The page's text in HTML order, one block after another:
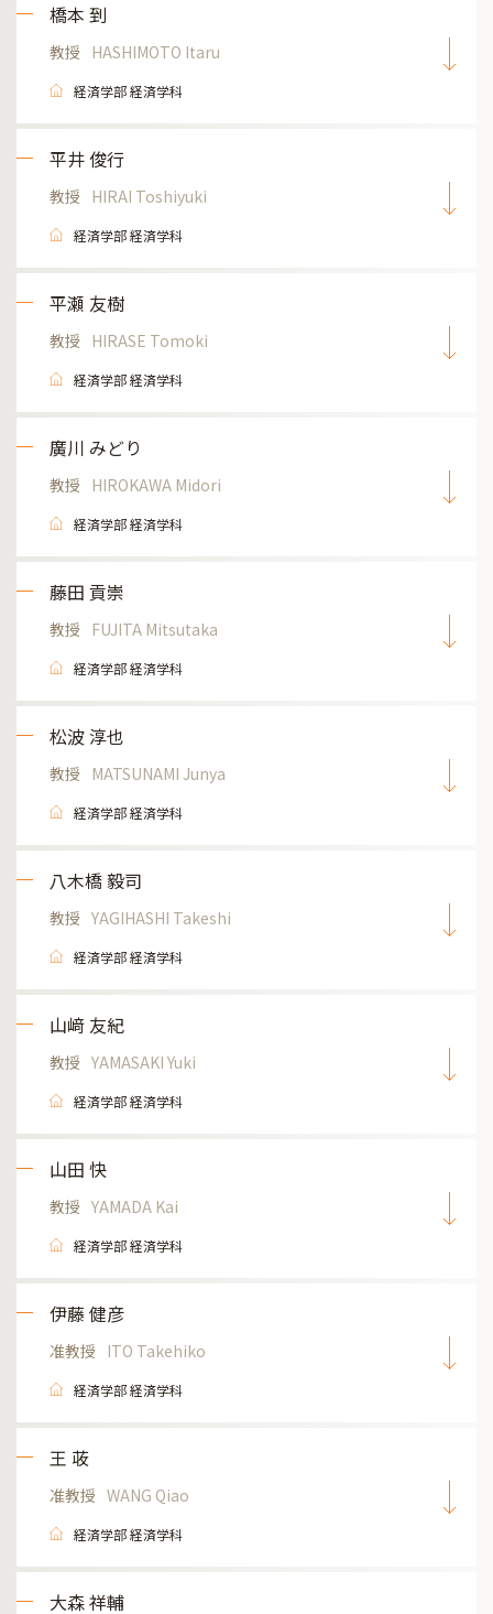
橋本 到
教授 HASHIMOTO Itaru
経済学部 経済学科
平井 俊行
教授 HIRAI Toshiyuki
経済学部 経済学科
平瀬 友樹
教授 HIRASE Tomoki
経済学部 経済学科
廣川 みどり
教授 HIROKAWA Midori
経済学部 経済学科
藤田 貢崇
教授 FUJITA Mitsutaka
経済学部 経済学科
松波 淳也
教授 MATSUNAMI Junya
経済学部 経済学科
八木橋 毅司
教授 YAGIHASHI Takeshi
経済学部 経済学科
山﨑 友紀
教授 YAMASAKI Yuki
経済学部 経済学科
山田 快
教授 YAMADA Kai
経済学部 経済学科
伊藤 健彦
准教授 ITO Takehiko
経済学部 経済学科
王 荍
准教授 WANG Qiao
経済学部 経済学科
大森 祥輔